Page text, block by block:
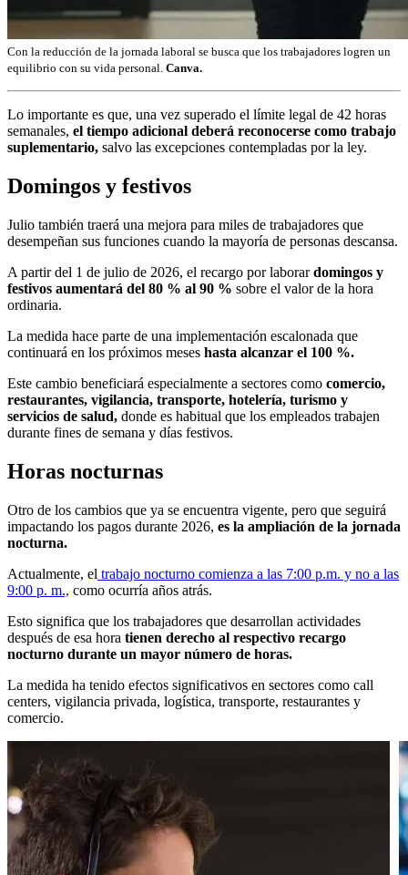
Con la reducción de la jornada laboral se busca que los trabajadores logren un
equilibrio con su vida personal. Canva.
Lo importante es que, una vez superado el límite legal de 42 horas
semanales, el tiempo adicional deberá reconocerse como trabajo
suplementario, salvo las excepciones contempladas por la ley.
Domingos y festivos
Julio también traerá una mejora para miles de trabajadores que
desempeñan sus funciones cuando la mayoría de personas descansa.
A partir del 1 de julio de 2026, el recargo por laborardomingos y
festivos aumentará del 80 % al 90 % sobre el valor de la hora
ordinaria.
La medida hace parte de una implementación escalonada que
continuará en los próximos meses hasta alcanzar el 100 %.
Este cambio beneficiará especialmente a sectores como comercio,
restaurantes, vigilancia, transporte, hotelería, turismo y
servicios de salud, donde es habitual que los empleados trabajen
durante fines de semana y días festivos.
Horas nocturnas
Otro de los cambios que ya se encuentra vigente, pero que seguirá
impactando los pagos durante 2026, es la ampliación de la jornada
nocturna.
Actualmente, el trabajo nocturno comienza a las 7:00 p.m. y no a las
9:00 p. m., como ocurría años atrás.
Esto significa que los trabajadores que desarrollan actividades
después de esa hora tienen derecho al respectivo recargo
nocturno durante un mayor número de horas.
La medida ha tenido efectos significativos en sectores como call
centers, vigilancia privada, logística, transporte, restaurantes y
comercio.